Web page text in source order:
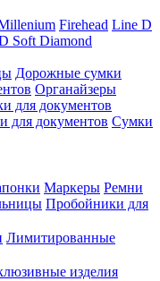
Firehead Line D
Soft Diamond
Дорожные сумки
Органайзеры
для документов
для документов Сумки
Маркеры Ремни
Пробойники для
Лимитированные
изделия